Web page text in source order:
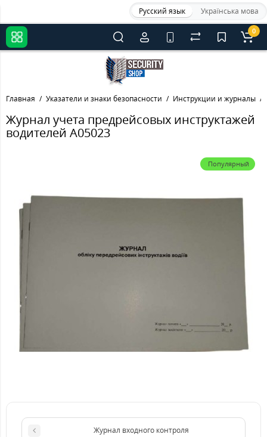
Русский язык Українська мова
0
Главная Указатели и знаки безопасности Инструкции и журналы
Журнал учета предрейсовых инструктажей
водителей A05023
Популярный
Журнал входного контроля